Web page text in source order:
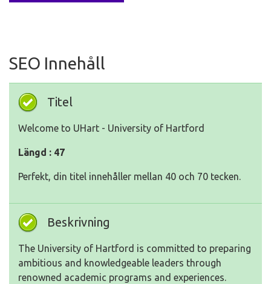
SEO Innehåll
Titel
Welcome to UHart - University of Hartford
Längd : 47
Perfekt, din titel innehåller mellan 40 och 70 tecken.
Beskrivning
The University of Hartford is committed to preparing
ambitious and knowledgeable leaders through
renowned academic programs and experiences.